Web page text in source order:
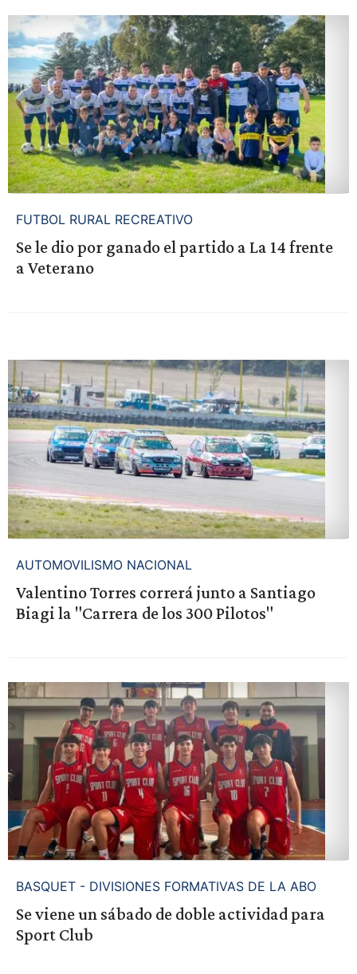
FUTBOL RURAL RECREATIVO
Se le dio por ganado el partido a La 14 frente
a Veterano
AUTOMOVILISMO NACIONAL
Valentino Torres correrá junto a Santiago
Biagi la "Carrera de los 300 Pilotos"
BASQUET - DIVISIONES FORMATIVAS DE LA ABO
Se viene un sábado de doble actividad para
Sport Club